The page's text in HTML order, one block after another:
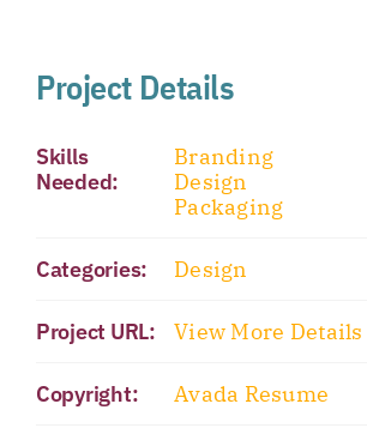
Project Details
Skills
Needed:
Branding
Design
Packaging
Categories: Design
Project URL: View More Details
Copyright: Avada Resume